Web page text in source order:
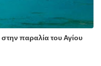
στην παραλία του Αγίου